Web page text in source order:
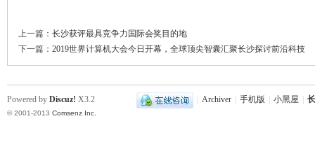
上一篇： 长沙获评最具竞争力国际会奖目的地
下一篇： 2019世界计算机大会今日开幕，全球顶尖智囊汇聚长沙探讨前沿科技
Archiver 手机版 小黑屋
Powered by Discuz! X3.2
© 2001-2013 Comsenz Inc.